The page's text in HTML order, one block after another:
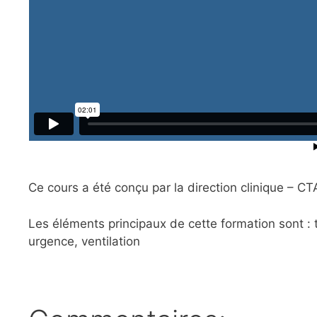
Ce cours a été conçu par la direction clinique –
Les éléments principaux de cette formation sont
urgence, ventilation